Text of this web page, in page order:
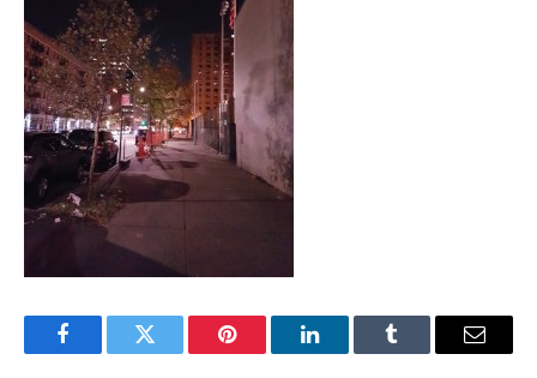
FacebookTwitter Pinterest LinkedInTumblr Email